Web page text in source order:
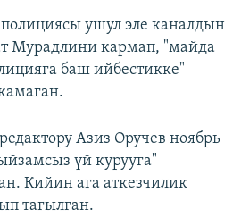
ушул эле каналдын
Мурадлини кармап, "майда
баш ийбестикке"
Азиз Оручев ноябрь
үй курууга"
Кийин ага аткезчилик
тагылган.